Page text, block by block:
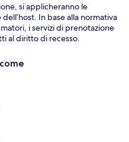
si applicheranno le
In base alla normativa
i servizi di prenotazione
al diritto di recesso.